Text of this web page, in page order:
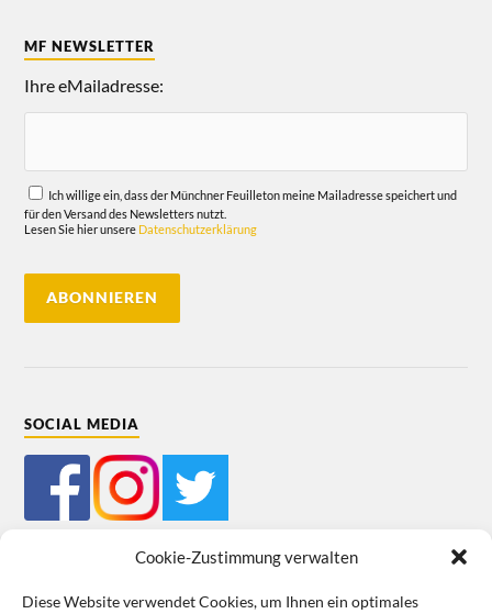
Cookie-Zustimmung verwalten
Diese Website verwendet Cookies, um Ihnen ein optimales
MF NEWSLETTER
Ihre eMailadresse:
Ich willige ein, dass der Münchner Feuilleton meine Mailadresse speichert und
für den Versand des Newsletters nutzt.
Lesen Sie hier unsere Datenschutzerklärung
SOCIAL MEDIA